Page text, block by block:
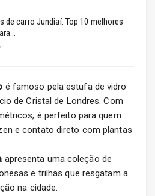
de carro Jundiaí: Top 10 melhores
é famoso pela estufa de vidro
de Cristal de Londres. Com
é perfeito para quem
e contato direto com plantas
apresenta uma coleção de
e trilhas que resgatam a
na cidade.